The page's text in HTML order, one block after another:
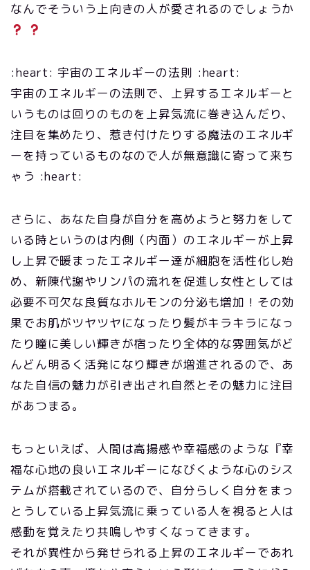
なんでそういう上向きの人が愛されるのでしょうか
:heart: 宇宙のエネルギーの法則 :heart:
宇宙のエネルギーの法則で、上昇するエネルギーと
いうものは回りのものを上昇気流に巻き込んだり、
注目を集めたり、惹き付けたりする魔法のエネルギ
ーを持っているものなので人が無意識に寄って来ち
ゃう :heart:
さらに、あなた自身が自分を高めようと努力をして
いる時というのは内側（内面）のエネルギーが上昇
し上昇で暖まったエネルギー達が細胞を活性化し始
め、新陳代謝やリンパの流れを促進し女性としては
必要不可欠な良質なホルモンの分泌も増加！その効
果でお肌がツヤツヤになったり髪がキラキラになっ
たり瞳に美しい輝きが宿ったり全体的な雰囲気がど
んどん明るく活発になり輝きが増進されるので、あ
なた自信の魅力が引き出され自然とその魅力に注目
があつまる。
もっといえば、人間は高揚感や幸福感のような『幸
福な心地の良いエネルギーになびくような心のシス
テムが搭載されているので、自分らしく自分をまっ
とうしている上昇気流に乗っている人を視ると人は
感動を覚えたり共鳴しやすくなってきます。
それが異性から発せられる上昇のエネルギーであれ